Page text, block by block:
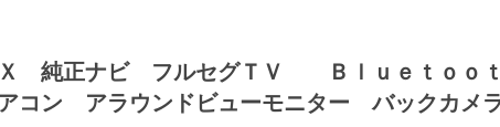
純正ナビ フルセグＴＶ Ｂｌｕｅｔｏｏ
コン アラウンドビューモニター バックカメ